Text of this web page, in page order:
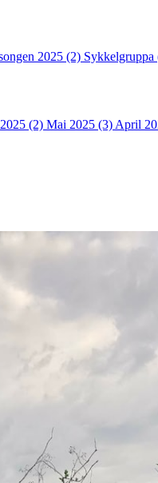
2025 (2) Sykkelgruppa
(2) Mai 2025 (3) April